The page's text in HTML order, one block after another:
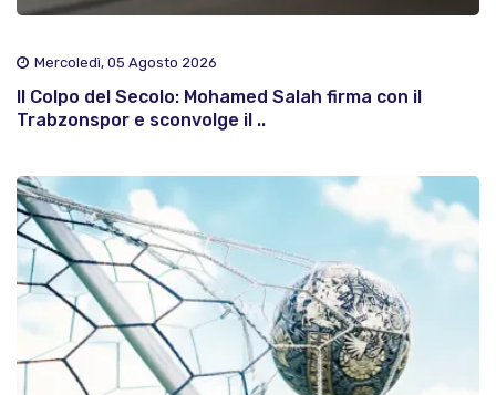
Mercoledì, 05 Agosto 2026
Il Colpo del Secolo: Mohamed Salah firma con il
Trabzonspor e sconvolge il ..